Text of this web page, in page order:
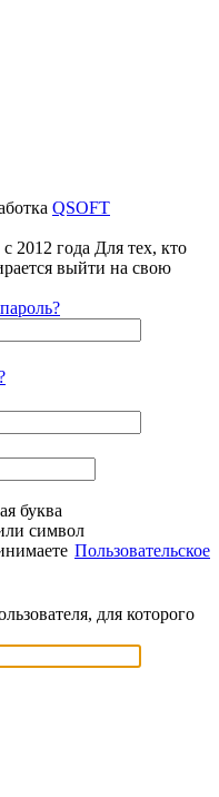
QSOFT
2012 года Для тех, кто
выйти на свою
буква
символ
Пользовательское
для которого